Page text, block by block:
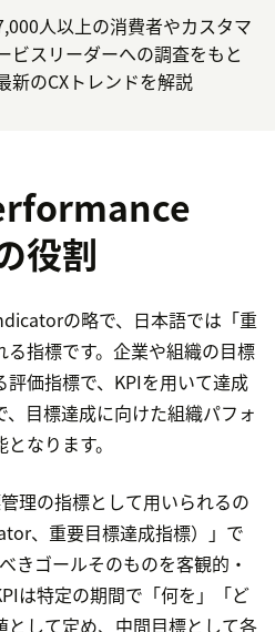
人以上の消費者やカスタマ
ビスリーダーへの調査をもと
新のCXトレンドを解説
役割
の略で、日本語では「重
指標です。企業や組織の目標
価指標で、KPIを用いて達成
目標達成に向けた組織パフォ
なります。
理の指標として用いられるの
、重要目標達成指標）」で
きゴールそのものを客観的・
は特定の期間で「何を」「ど
して定め、中間目標として各